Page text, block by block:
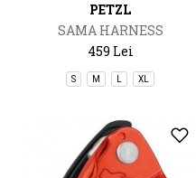
PETZL
SAMA HARNESS
459 Lei
S M XL